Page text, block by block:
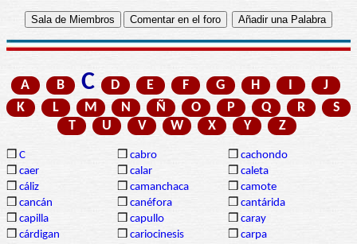
A B C D E F G H I
J
K
L M N Ñ O P Q R
S
T
U V W X Y Z
❒ C ❒ cabro ❒ cachondo
❒ caer ❒ calar ❒ caleta
❒ cáliz ❒ camanchaca ❒ camote
❒ cancán ❒ canéfora ❒ cantárida
❒ capilla ❒ capullo ❒ caray
❒ cárdigan ❒ cariocinesis ❒ carpa